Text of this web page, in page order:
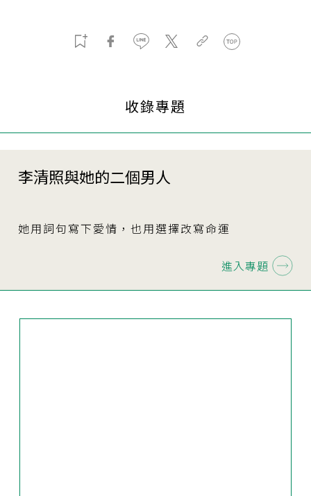
收錄專題
李清照與她的二個男人
她用詞句寫下愛情，也用選擇改寫命運
進入專題